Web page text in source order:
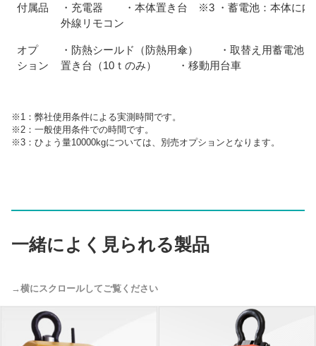
付属品
・充電器 ・本体置き台 ※3 ・蓄電池：本体に
外線リモコン
オプ
ション
・防熱シールド（防熱用傘） ・取替え用蓄電
置き台（10ｔのみ） ・移動用台車
※1：弊社使用条件による実測時間です。
※2：一般使用条件での時間です。
※3：ひょう量10000kgについては、別売オプションとなります。
一緒によく見られる製品